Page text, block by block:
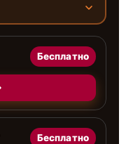
Бесплатно
Бесплатно